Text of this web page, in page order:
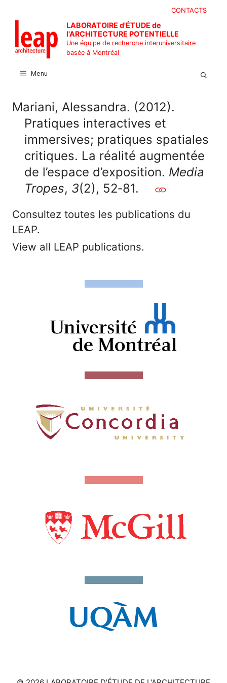
contenu
CONTACTS
LABORATOIRE d'ÉTUDE de
l'ARCHITECTURE POTENTIELLE
Une équipe de recherche interuniversitaire
basée à Montréal
Menu
Mariani, Alessandra. (2012).
Pratiques interactives et
immersives; pratiques spatiales
critiques. La réalité augmentée
de l’espace d’exposition. Media
Tropes, 3(2), 52‑81.
Consultez toutes les publications du
LEAP.
View all LEAP publications.